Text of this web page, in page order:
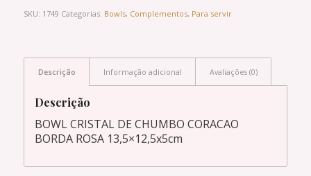
SKU: 1749 Categorias: Bowls, Complementos, Para servir
Descrição Informação adicional Avaliações (0)
Descrição
BOWL CRISTAL DE CHUMBO CORACAO
BORDA ROSA 13,5×12,5x5cm